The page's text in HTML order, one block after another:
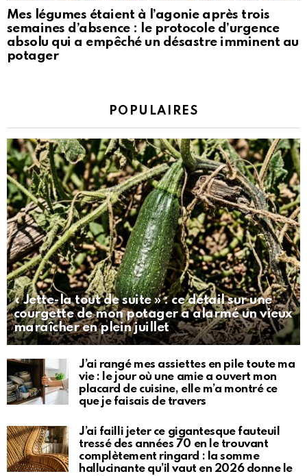
Mes légumes étaient à l’agonie après trois
semaines d’absence : le protocole d’urgence
absolu qui a empêché un désastre imminent au
potager
POPULAIRES
« Jette-la tout de suite » : ce détail sur une
courgette de mon potager a alarmé un vieux
maraîcher en plein juillet
J’ai rangé mes assiettes en pile toute ma
vie : le jour où une amie a ouvert mon
placard de cuisine, elle m’a montré ce
que je faisais de travers
J’ai failli jeter ce gigantesque fauteuil
tressé des années 70 en le trouvant
complètement ringard : la somme
hallucinante qu’il vaut en 2026 donne le